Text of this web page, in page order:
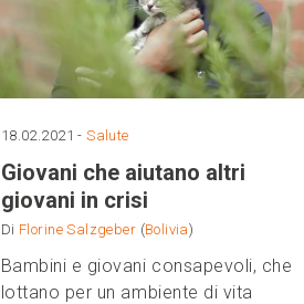
18.02.2021 -Salute
Giovani che aiutano altri
giovani in crisi
Di Florine Salzgeber (Bolivia)
Bambini e giovani consapevoli, che
lottano per un ambiente di vita